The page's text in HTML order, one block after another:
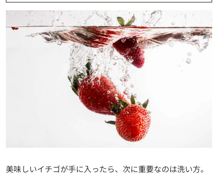
美味しいイチゴが手に入ったら、次に重要なのは洗い方。